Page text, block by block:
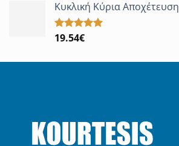
από 5
Κυκλική Κύρια Αποχέτευση
Βαθμολογήθηκε
19.54€